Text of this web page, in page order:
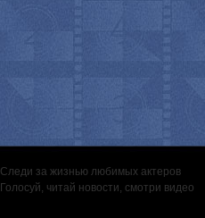
Следи за жизнью любимых актеров
Голосуй, читай новости, смотри видео